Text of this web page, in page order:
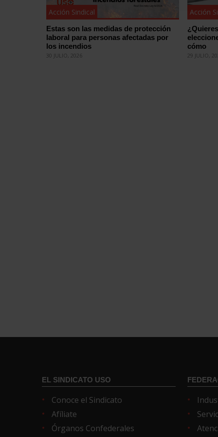
Acción Sindical
Estas son las medidas de protección
laboral para personas afectadas por
los incendios
30 JULIO, 2026
Acción
cómo
29 JULIO,
EL SINDICATO USO
Conoce el Sindicato
Afíliate
Órganos Confederales